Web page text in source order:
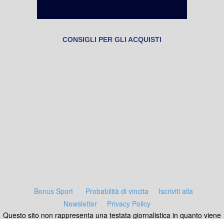
CONSIGLI PER GLI ACQUISTI
Bonus Sport Probabilità di vincita
Iscriviti alla
Newsletter
Privacy Policy
Questo sito non rappresenta una testata giornalistica in quanto viene